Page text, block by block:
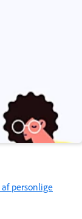
personlige